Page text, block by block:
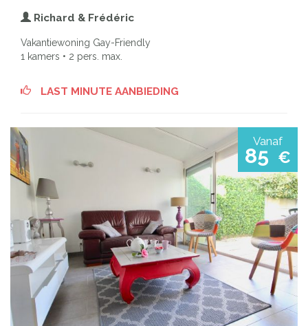
Richard & Frédéric
Vakantiewoning Gay-Friendly
1 kamers • 2 pers. max.
LAST MINUTE AANBIEDING
Vanaf
85 €